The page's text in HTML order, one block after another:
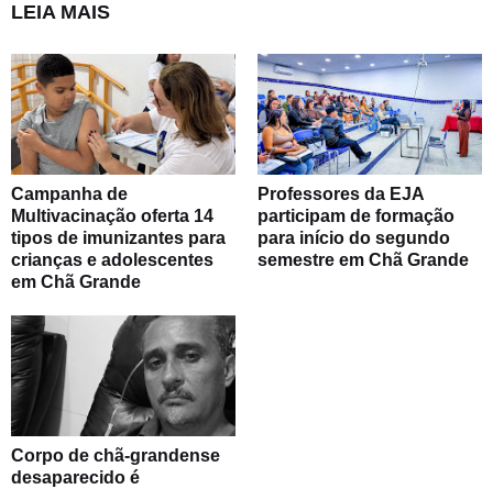
LEIA MAIS
Campanha de
Multivacinação oferta 14
tipos de imunizantes para
crianças e adolescentes
em Chã Grande
Professores da EJA
participam de formação
para início do segundo
semestre em Chã Grande
Corpo de chã-grandense
desaparecido é